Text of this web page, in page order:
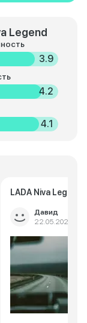
Legend
3.9
4.2
4.1
LADA Niva Legend
Давид
22.05.2025